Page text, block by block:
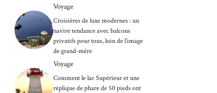
Voyage
Croisières de luxe modernes : un
navire tendance avec balcons
privatifs pour tous, loin de l’image
de grand-mère
Voyage
Comment le lac Supérieur et une
réplique de phare de 50 pieds ont